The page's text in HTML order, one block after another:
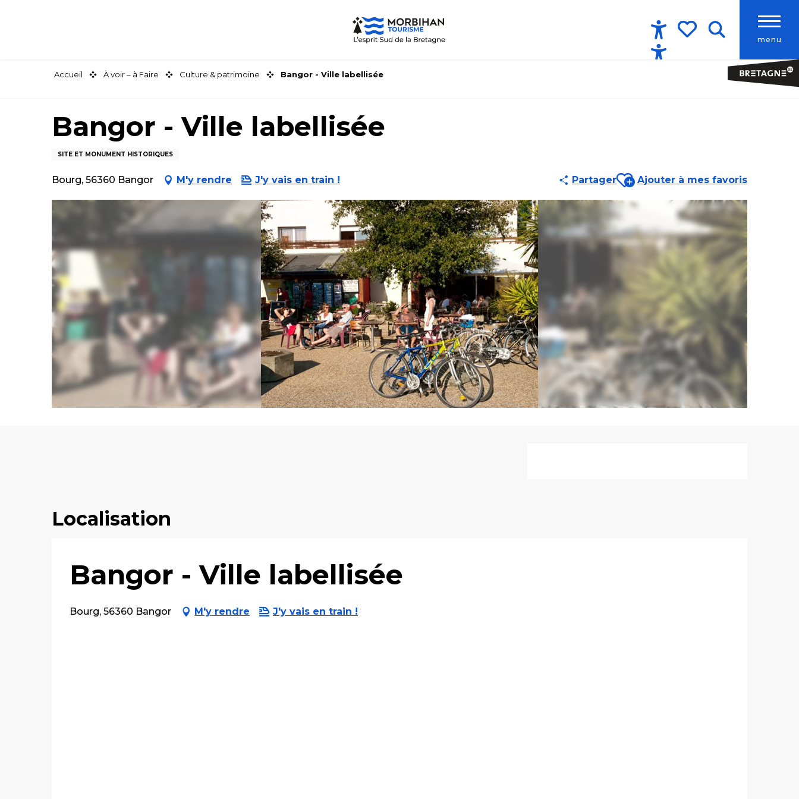
menu
Accessibilité
Accueil À voir – à Faire Culture & patrimoine Bangor - Ville labellisée
Bangor - Ville labellisée
SITE ET MONUMENT HISTORIQUES
Bourg, 56360 Bangor M'y rendre J'y vais en train ! PartagerAjouter aux favoris
Ajouter à mes favoris
Localisation
Bangor - Ville labellisée
Bourg, 56360 Bangor M'y rendre J'y vais en train !